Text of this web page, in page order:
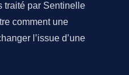
traité par Sentinelle
comment une
l’issue d’une